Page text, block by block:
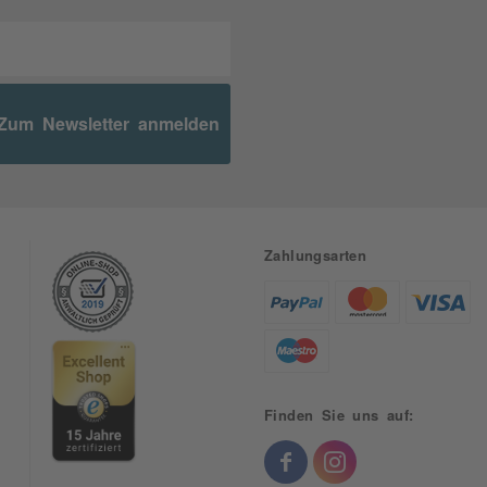
Newsletter anmelden
Zahlungsarten
Finden Sie uns auf: